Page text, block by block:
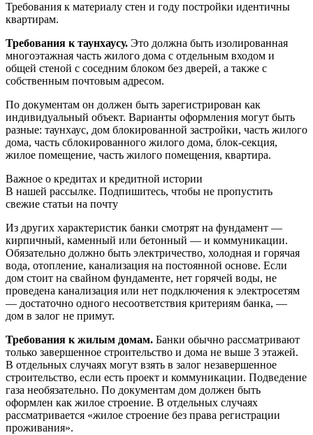
Требования к материалу стен и году постройки идентичны
квартирам.
Требования к таунхаусу. Это должна быть изолированная
многоэтажная часть жилого дома с отдельным входом и
общей стеной с соседним блоком без дверей, а также с
собственным почтовым адресом.
По документам он должен быть зарегистрирован как
индивидуальный объект. Варианты оформления могут быть
разные: таунхаус, дом блокированной застройки, часть жилого
дома, часть сблокированного жилого дома, блок-секция,
жилое помещение, часть жилого помещения, квартира.
Важное о кредитах и кредитной истории
В нашей рассылке. Подпишитесь, чтобы не пропустить
свежие статьи на почту
Из других характеристик банки смотрят на фундамент —
кирпичный, каменный или бетонный — и коммуникации.
Обязательно должно быть электричество, холодная и горячая
вода, отопление, канализация на постоянной основе. Если
дом стоит на свайном фундаменте, нет горячей воды, не
проведена канализация или нет подключения к электросетям
— достаточно одного несоответствия критериям банка, —
дом в залог не примут.
Требования к жилым домам. Банки обычно рассматривают
только завершенное строительство и дома не выше 3 этажей.
В отдельных случаях могут взять в залог незавершенное
строительство, если есть проект и коммуникации. Подведение
газа необязательно. По документам дом должен быть
оформлен как жилое строение. В отдельных случаях
рассматривается «жилое строение без права регистрации
проживания».